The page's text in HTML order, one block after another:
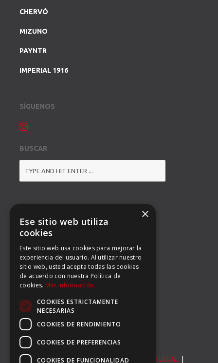
CHERVÒ
MIZUNO
PAYNTR
IMPERIAL 1916
SÍGUENOS
BUSCAR
BALMES 92, 3º 1ª B
08008 BARCELONA
TEL: (34) 93 363 53 97
FAX: (34) 93 396 90 14
EMAIL:INFO@CARSERSPORTS.COM
© Carser Sports S.L. All Rights Reserved. | AVISO LEGAL
×
Ese sitio web utiliza
cookies
Este sitio web usa cookies para mejorar la
experiencia del usuario. Al utilizar nuestro
sitio web, usted acepta todas las cookies
de acuerdo con nuestra Política de
cookies. Más información
COOKIES ESTRICTAMENTE
NECESARIAS
COOKIES DE RENDIMIENTO
COOKIES DE PREFERENCIAS
COOKIES DE FUNCIONALIDAD